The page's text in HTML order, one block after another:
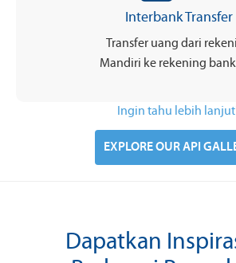
Interbank Transfer
Transfer uang dari
Mandiri ke rekening
Ingin tahu lebih
EXPLORE OUR API
Dapatkan